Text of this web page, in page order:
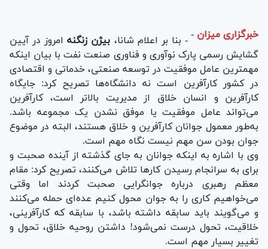
خبرگزاری میزان - - بنا بر اعلام شانا، بیژن زنگنهامروز در آیین
گشایش رسمی پارک نوآوری و فناوری صنعت نفت با بیان اینکه
مهمترین عامل موفقیت در توسعه صنعتی، خدماتی و اقتصادی
در کشور کارآفرین است نه دانشگاه‌ها تصریح کرد: جایگاه
کارآفرین و انسان خلاق از مدیریت بالاتر است، کارآفرین
می‌تواند عامل موفقیت یا موفق نشدن یک مجموعه باشد.
به‌طور معمول جوانان کارآفرین و خلاق هستند، البته در موضوع
جوان بودن سن مهم نیست نگاه مهم است.
وی با اشاره به اینکه جوانان به جای گذشته از آینده صحبت و
برای به سرانجام رسیدن کارها تلاش می‌کنند، تصریح کرد: مقام
معظم رهبری درباره جوانگرایی صحبت کردند اما وقتی
می‌خواهیم کاری را به جوان محول کنیم عده‌ای حمله می‌کنند
و می‌گویند باید سابقه داشته باشد، با سابقه که کارآفرینی،
خلاقیت، تحول درست نمی‌شود! داشتن روحیه خلاق، تحول و
تغییر بسیار مهم است.